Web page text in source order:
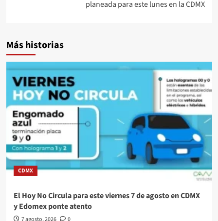
planeada para este lunes en la CDMX
Más historias
CDMX
El Hoy No Circula para este viernes 7 de agosto en CDMX
y Edomex ponte atento